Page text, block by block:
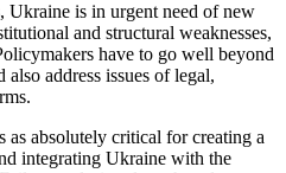
Ukraine is in urgent need of new
and structural weaknesses,
have to go well beyond
address issues of legal,
as absolutely critical for creating a
integrating Ukraine with the